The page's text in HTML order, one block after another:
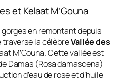
et Kelaat M’Gouna
en remontant depuis
la célèbreVallée des
M’Gouna. Cette vallée est
Damas (Rosa damascena)
d’eau de rose et d’huile